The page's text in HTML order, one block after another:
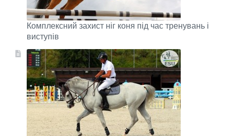
Комплексний захист ніг коня під час тренувань і
виступів